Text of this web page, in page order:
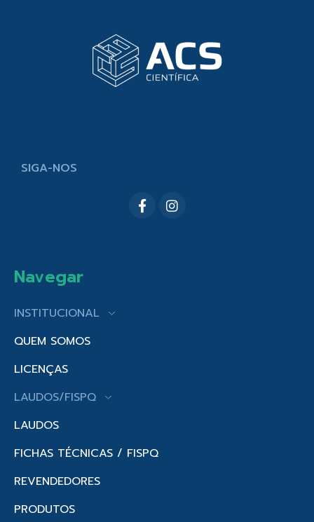
SIGA-NOS
Navegar
INSTITUCIONAL
QUEM SOMOS
LICENÇAS
LAUDOS/FISPQ
LAUDOS
FICHAS TÉCNICAS / FISPQ
REVENDEDORES
PRODUTOS